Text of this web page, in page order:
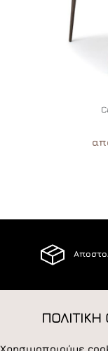
ΠΟΛΙΤΙΚΗ
Χρησιμοποιούμε